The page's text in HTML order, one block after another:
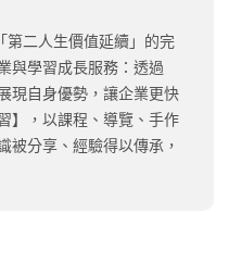
第二人生價值延續」的完
與學習成長服務：透過
現自身優勢，讓企業更快
】，以課程、導覽、手作
被分享、經驗得以傳承，